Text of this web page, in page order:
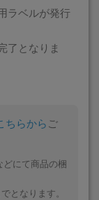
ラベルが発行
了となりま
ちらから ご
にて商品の梱
となります。